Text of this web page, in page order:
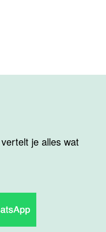
je alles wat